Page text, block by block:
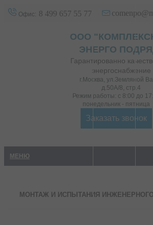
Офис: 8 499 657 55 77
ООО
ЭНЕРГО
Гарантированно
энергоснабжение
г.Москва, ул.Земляной
д.50А/8, стр.4
Режим работы: с 8:00 до
понедельник - пятница
Заказать звонок
МЕНЮ
МОНТАЖ И ИСПЫТАНИЯ